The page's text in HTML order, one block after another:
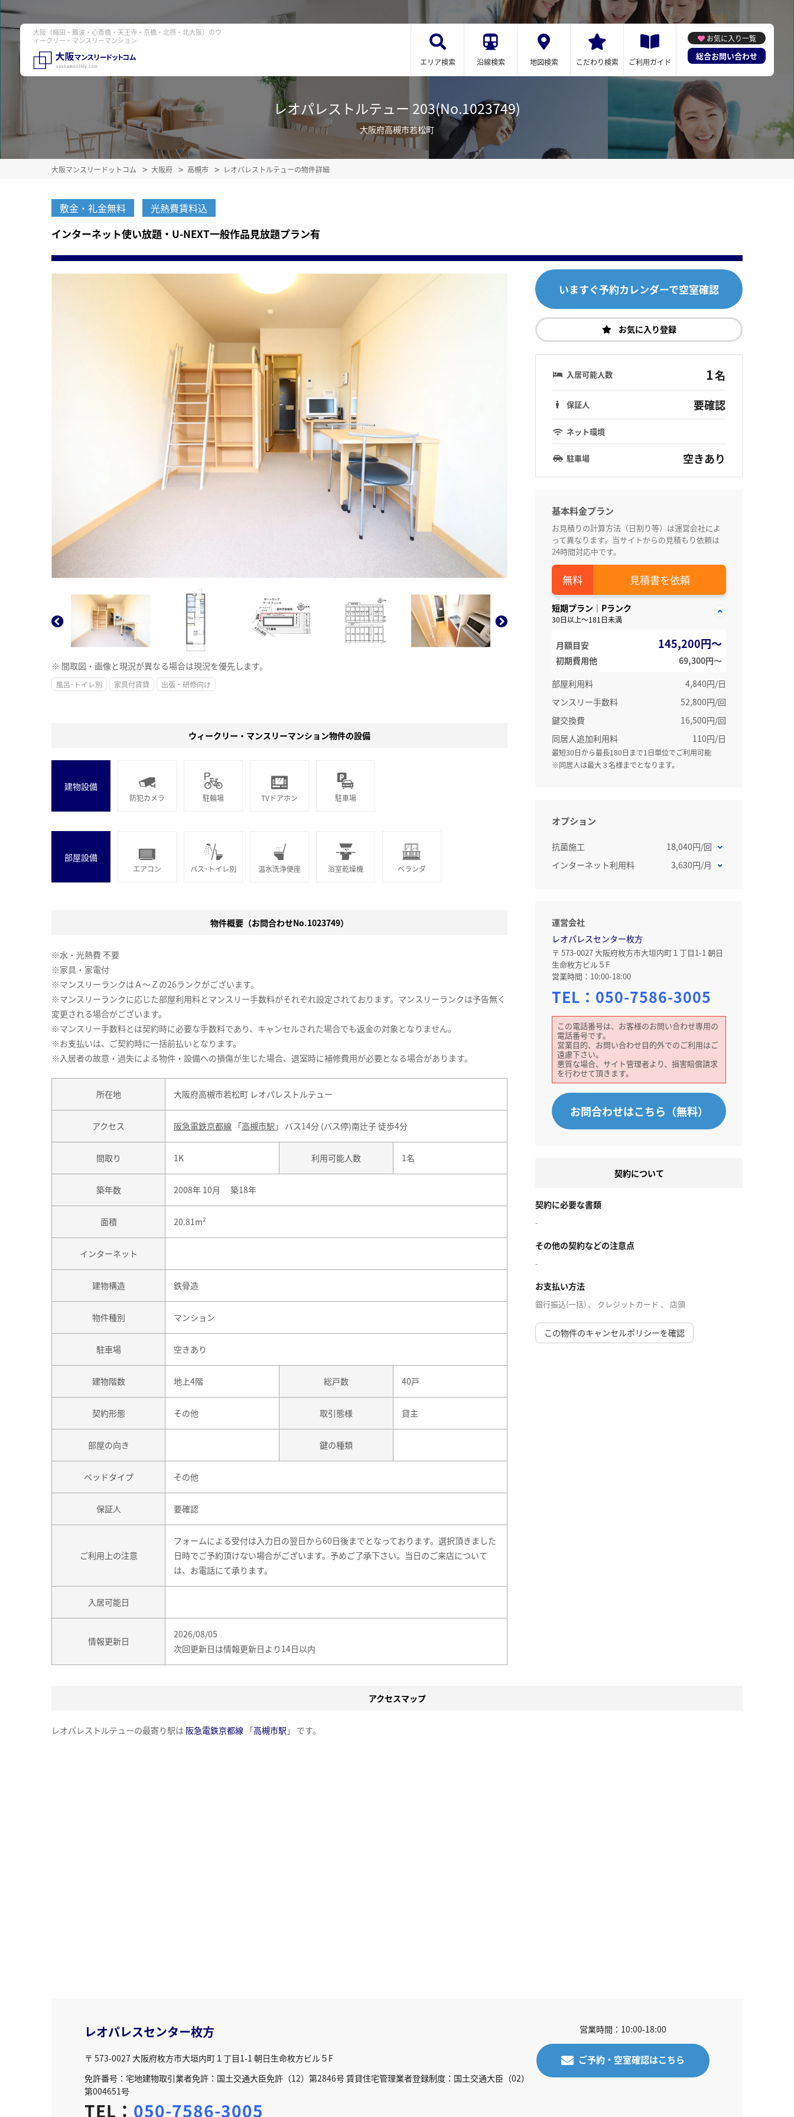
大阪（梅田・難波・心斎橋・天王寺・京橋・北摂・北大阪）のウ
ィークリー・マンスリーマンション
エリア検索 沿線検索 地図検索 こだわり検索 ご利用ガイド
お気に入り一覧
総合お問い合わせ
レオパレストルテュー 203(No.1023749)
大阪府高槻市若松町
大阪マンスリードットコム 大阪府 高槻市 レオパレストルテューの物件詳細
敷金・礼金無料 光熱費賃料込
インターネット使い放題・U-NEXT一般作品見放題プラン有
※ 間取図・画像と現況が異なる場合は現況を優先します。
風呂･トイレ別 家具付賃貸 出張・研修向け
いますぐ予約カレンダーで空室確認
お気に入り登録
入居可能人数 1名
保証人 要確認
ネット環境
駐車場 空きあり
基本料金プラン
お見積りの計算方法（日割り等）は運営会社によ
って異なります。当サイトからの見積もり依頼は
24時間対応中です。
見積書を依頼
短期プラン｜Pランク
30日以上～181日未満
月額目安 145,200円～
初期費用他
69,300円〜
部屋利用料
4,840円/日
マンスリー手数料
52,800円/回
鍵交換費
16,500円/回
同居人追加利用料
110円/日
最短30日から最長180日まで1日単位でご利用可能
※同居人は最大３名様までとなります。
オプション
抗菌施工
18,040円/回
インターネット利用料
3,630円/月
運営会社
レオパレスセンター枚方
〒 573-0027 大阪府枚方市大垣内町１丁目1-1 朝日
生命枚方ビル５F
営業時間：10:00-18:00
TEL： 050-7586-3005
この電話番号は、お客様のお問い合わせ専用の
電話番号です。
営業目的、お問い合わせ目的外でのご利用はご
遠慮下さい。
悪質な場合、サイト管理者より、損害賠償請求
を行わせて頂きます。
お問合わせはこちら（無料）
契約について
契約に必要な書類
-
その他の契約などの注意点
-
お支払い方法
銀行振込(一括) 、 クレジットカード 、 店頭
この物件のキャンセルポリシーを確認
ウィークリー・マンスリーマンション物件の設備
建物設備
防犯カメラ 駐輪場 TVドアホン 駐車場
部屋設備
エアコン バス･トイレ別 温水洗浄便座 浴室乾燥機 ベランダ
物件概要（お問合わせNo.1023749）
※水・光熱費 不要
※家具・家電付
※マンスリーランクはＡ～Ｚの26ランクがございます。
※マンスリーランクに応じた部屋利用料とマンスリー手数料がそれぞれ設定されております。マンスリーランクは予告無く
変更される場合がございます。
※マンスリー手数料とは契約時に必要な手数料であり、キャンセルされた場合でも返金の対象となりません。
※お支払いは、ご契約時に一括前払いとなります。
※入居者の故意・過失による物件・設備への損傷が生じた場合、退室時に補修費用が必要となる場合があります。
所在地 大阪府高槻市若松町 レオパレストルテュー
アクセス 阪急電鉄京都線 「高槻市駅 」 バス14分 (バス停)南辻子 徒歩4分
間取り 1K 利用可能人数 1名
築年数 2008年 10月 築18年
面積 20.81m²
インターネット
建物構造 鉄骨造
物件種別 マンション
駐車場 空きあり
建物階数 地上4階 総戸数 40戸
契約形態 その他 取引態様 貸主
部屋の向き 鍵の種類
ベッドタイプ その他
保証人 要確認
ご利用上の注意
フォームによる受付は入力日の翌日から60日後までとなっております。選択頂きました
日時でご予約頂けない場合がございます。予めご了承下さい。当日のご来店について
は、お電話にて承ります。
入居可能日
情報更新日
2026/08/05
次回更新日は情報更新日より14日以内
アクセスマップ
レオパレストルテューの最寄り駅は 阪急電鉄京都線 「高槻市駅 」 です。
レオパレスセンター枚方
〒 573-0027 大阪府枚方市大垣内町１丁目1-1 朝日生命枚方ビル５F
免許番号：宅地建物取引業者免許：国土交通大臣免許（12）第2846号 賃貸住宅管理業者登録制度：国土交通大臣（02）
第004651号
TEL： 050-7586-3005
営業時間：10:00-18:00
ご予約・空室確認はこちら